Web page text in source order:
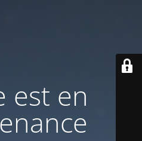
est en